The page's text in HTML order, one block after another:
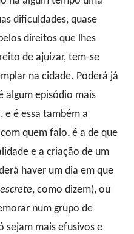
dificuldades, quase
direitos que lhes
de ajuizar, tem-se
na cidade. Poderá já
episódio mais
e é essa também a
quem falo, é a de que
e a criação de um
haver um dia em que
escrete, como dizem), ou
num grupo de
sejam mais efusivos e